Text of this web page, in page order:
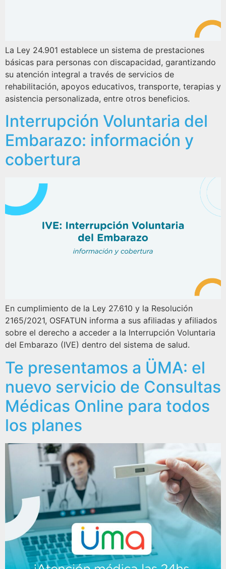
La Ley 24.901 establece un sistema de prestaciones
básicas para personas con discapacidad, garantizando
su atención integral a través de servicios de
rehabilitación, apoyos educativos, transporte, terapias y
asistencia personalizada, entre otros beneficios.
Interrupción Voluntaria del
Embarazo: información y
cobertura
En cumplimiento de la Ley 27.610 y la Resolución
2165/2021, OSFATUN informa a sus afiliadas y afiliados
sobre el derecho a acceder a la Interrupción Voluntaria
del Embarazo (IVE) dentro del sistema de salud.
Te presentamos a ÜMA: el
nuevo servicio de Consultas
Médicas Online para todos
los planes